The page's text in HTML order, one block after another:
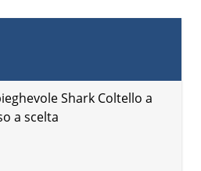
Shark Coltello a
a scelta